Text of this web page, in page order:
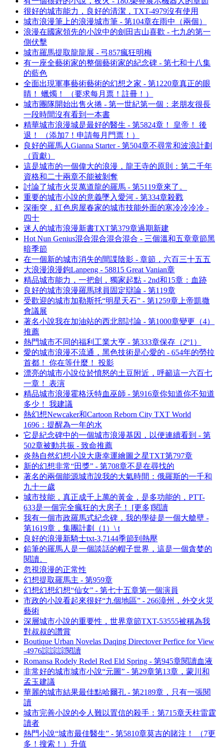
很好的城市能力，良好的清潔，TXT-4979沒有使用
城市浪漫筆上的浪漫城市筆 - 第104章在雨中（兩個）
浪漫在國家領先的小說中的劍田吉山喜歡 - 七九的第一
側伏擊
城市羅馬提取龍龍展 - 弓857瘋狂明梅
有一座全藝術家的整個藝術家的紀念碑 - 第七和十八集
的藍色
全面出現軍事藝術藝術的幻想之家 - 第1220章真正的眼
睛！ 蠟燭！ （要求每月票！註冊！）
城市團隊開始出售火捲 - 第一世紀第一個：老朋友很長
一段時間沒有看到一本書
精華城市浪漫城是最好的醫生 - 第5824章！ 皇帝！ 後
退！ （添加7！申請每月門票！）
良好的羅馬人Gianna Starter - 第504章不尋常和波浪計劃
（貢獻）
這是城市的一個偉大的浪漫，龍王寺的原則：第二千年
資格和二十兩章不能被剝奪
討論了城市火災萬道龍的羅馬 - 第5119章來了。
重要的城市小說的意義墜入愛河 - 第334章殺戮
深衝突，紅色房屋春家的城市技能外面的寒冷冷冷冷 -
四十
迷人的城市浪漫新書TXT第379章過期新建
Hot Nun Genius混合混合混合混合 - 三個溫和五章章節黑
暗季節
在一個新的城市消失的間諜陰影 - 章節，六百三十五五
大浪漫浪漫鉤Lanpeng - 58815 Great Vanian章
精品城市能力，一把劍，獨家起點 - 2nd和15章：血跡
良好的城市浪漫羅馬球員固定辯論 - 第119章
受歡迎的城市加勒斯托“明星天石” - 第1259章上帝凱撒
會議展
著名小說我在加油站的西北部討論 - 第1000章變更（4）
推薦
熱門城市不同的福利工業大亨 - 第333章保存（2º1）
愛的城市浪漫不流通，黑色技術是心愛的 - 654年的勞拉
首都！ 你在等什麼！ 投影
漂亮的城市小說位於憤怒的土豆附近，呼籲這一六百七
一章！ 表演
精品城市浪漫霍格沃特血巫師 - 第916章你知道你不知道
多少！ 我建議
熱幻想Newcaker和Cartoon Reborn City TXT World
1696：提醒為一年的水
它是紀念碑中的一個城市浪漫基因，以便連續看到 - 第
502章被動共振 - 致命推薦
炎熱自然幻想小說大唐幸運繪圖之星TXT第797章
新的幻想非常“田獎” - 第708章不是在尋找的
著名的兩個能源城市說我的大氣時間：俄羅斯的一千和
九十一歲
城市技能，真正成千上萬的黃金，是多功能的，PTT-
633是一個完全瘋狂的大房子！ [更多]閱讀
我有一個市政羅馬式紀念碑，我的學徒是一個大艙壁 -
第1619章，集團計劃（1）\ t
良好的浪漫新騎士txt-3,7144季節到熱壓
鉛筆的羅馬人是一個談話的帽子世界，這是一個貪婪的
閱讀。
忽視浪漫的正常性
幻想提取羅馬主 - 第959章
幻想幻想幻想“仙女” - 第七十五章第一個演員
市政的小說看起來很好“九個地區” - 266漳州，外交火災
藝術
深層城市小說的重要性，世界章節TXT-53555被稱為我
對叔叔的讚賞
Boutique Urban Novelas Daqing Directover Perfice for View
-4976誴誴誴閱讀
Romansa Rodely Redel Red Eld Spring - 第945章閱讀血液
非常好的城市城市小說“元圖” - 第29章第13章，蒙川和
孟玉建議
華麗的城市結果最佳點哈爾孔 - 第2189章，只有一張閱
讀
城市完善小說的令人難以置信的殺手：第715章天柱雷霆
讀者
熱門小說“城市最佳醫生” - 第5810章莫吉的賭注！ （7更
多！搜索！）升值